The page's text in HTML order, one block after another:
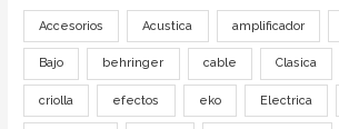
Accesorios Acustica amplificador
Bajo behringer cable Clasica
criolla efectos eko Electrica